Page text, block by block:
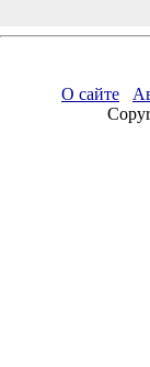
О сайте